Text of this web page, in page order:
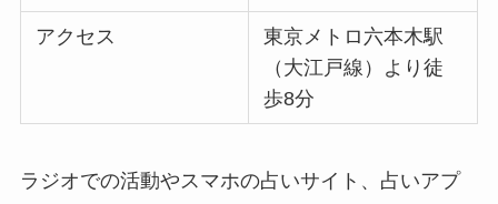
アクセス
東京メトロ六本木駅
（大江戸線）より徒
歩8分
ラジオでの活動やスマホの占いサイト、占いアプ